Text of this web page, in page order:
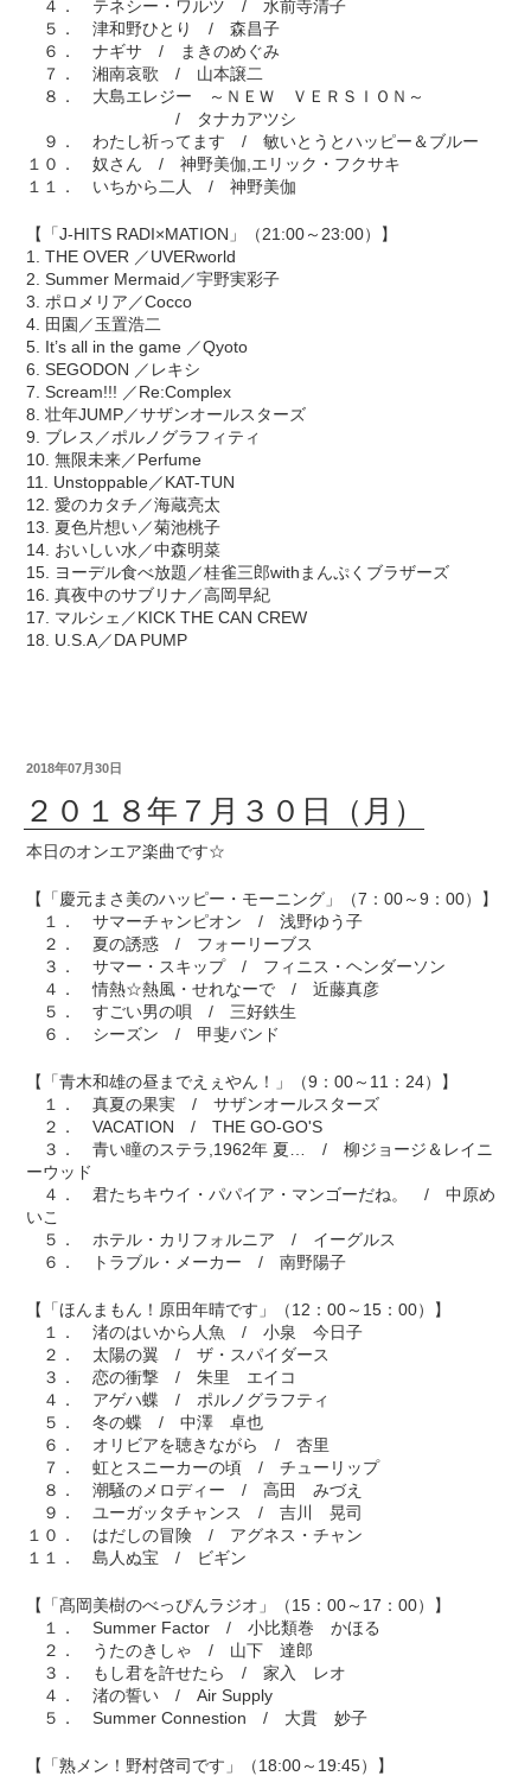
４． テネシー・ワルツ / 水前寺清子
５． 津和野ひとり / 森昌子
６． ナギサ / まきのめぐみ
７． 湘南哀歌 / 山本譲二
８． 大島エレジー ～ＮＥＷ ＶＥＲＳＩＯＮ～
/ タナカアツシ
９． わたし祈ってます / 敏いとうとハッピー＆ブルー
１０． 奴さん / 神野美伽,エリック・フクサキ
１１． いちから二人 / 神野美伽
【「J-HITS RADI×MATION」（21:00～23:00）】
1. THE OVER ／UVERworld
2. Summer Mermaid／宇野実彩子
3. ポロメリア／Cocco
4. 田園／玉置浩二
5. It’s all in the game ／Qyoto
6. SEGODON ／レキシ
7. Scream!!! ／Re:Complex
8. 壮年JUMP／サザンオールスターズ
9. ブレス／ポルノグラフィティ
10. 無限未来／Perfume
11. Unstoppable／KAT-TUN
12. 愛のカタチ／海蔵亮太
13. 夏色片想い／菊池桃子
14. おいしい水／中森明菜
15. ヨーデル食べ放題／桂雀三郎withまんぷくブラザーズ
16. 真夜中のサブリナ／高岡早紀
17. マルシェ／KICK THE CAN CREW
18. U.S.A／DA PUMP
2018年07月30日
２０１８年７月３０日（月）
本日のオンエア楽曲です☆
【「慶元まさ美のハッピー・モーニング」（7：00～9：00）】
１． サマーチャンピオン / 浅野ゆう子
２． 夏の誘惑 / フォーリーブス
３． サマー・スキップ / フィニス・ヘンダーソン
４． 情熱☆熱風・せれなーで / 近藤真彦
５． すごい男の唄 / 三好鉄生
６． シーズン / 甲斐バンド
【「青木和雄の昼までえぇやん！」（9：00～11：24）】
１． 真夏の果実 / サザンオールスターズ
２． VACATION / THE GO-GO'S
３． 青い瞳のステラ,1962年 夏… / 柳ジョージ＆レイニ
ーウッド
４． 君たちキウイ・パパイア・マンゴーだね。 / 中原め
いこ
５． ホテル・カリフォルニア / イーグルス
６． トラブル・メーカー / 南野陽子
【「ほんまもん！原田年晴です」（12：00～15：00）】
１． 渚のはいから人魚 / 小泉 今日子
２． 太陽の翼 / ザ・スパイダース
３． 恋の衝撃 / 朱里 エイコ
４． アゲハ蝶 / ポルノグラフティ
５． 冬の蝶 / 中澤 卓也
６． オリビアを聴きながら / 杏里
７． 虹とスニーカーの頃 / チューリップ
８． 潮騒のメロディー / 高田 みづえ
９． ユーガッタチャンス / 吉川 晃司
１０． はだしの冒険 / アグネス・チャン
１１． 島人ぬ宝 / ビギン
【「髙岡美樹のべっぴんラジオ」（15：00～17：00）】
１． Summer Factor / 小比類巻 かほる
２． うたのきしゃ / 山下 達郎
３． もし君を許せたら / 家入 レオ
４． 渚の誓い / Air Supply
５． Summer Connestion / 大貫 妙子
【「熟メン！野村啓司です」（18:00～19:45）】